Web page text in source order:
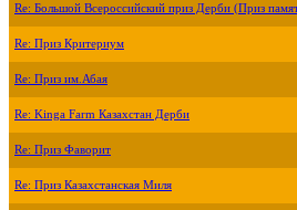
Re: Большой Всероссийский приз Дерби (Приз
Re: Приз Критериум
Re: Приз им.Абая
Re: Kinga Farm Казахстан Дерби
Re: Приз Фаворит
Re: Приз Казахстанская Миля